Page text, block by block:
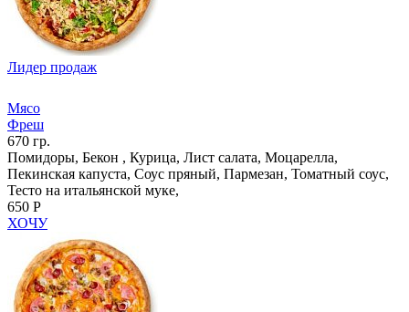
Лидер продаж
Мясо
Фреш
670 гр.
Помидоры, Бекон , Курица, Лист салата, Моцарелла,
Пекинская капуста, Соус пряный, Пармезан, Томатный соус,
Тесто на итальянской муке,
650 Р
ХОЧУ